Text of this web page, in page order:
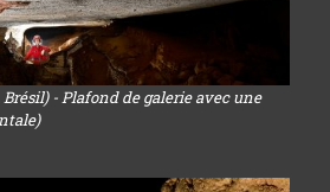
Brésil) - Plafond de galerie avec une